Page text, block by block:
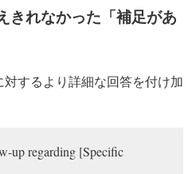
きれなかった「補足があ
するより詳細な回答を付け加
up regarding [Specific